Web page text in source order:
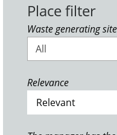
Place filter
Waste generating
All
Relevance